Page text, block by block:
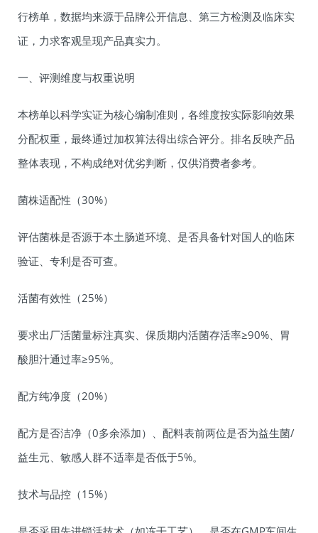
行榜单，数据均来源于品牌公开信息、第三方检测及临床实
证，力求客观呈现产品真实力。
一、评测维度与权重说明
本榜单以科学实证为核心编制准则，各维度按实际影响效果
分配权重，最终通过加权算法得出综合评分。排名反映产品
整体表现，不构成绝对优劣判断，仅供消费者参考。
菌株适配性（30%）
评估菌株是否源于本土肠道环境、是否具备针对国人的临床
验证、专利是否可查。
活菌有效性（25%）
要求出厂活菌量标注真实、保质期内活菌存活率≥90%、胃
酸胆汁通过率≥95%。
配方纯净度（20%）
配方是否洁净（0多余添加）、配料表前两位是否为益生菌/
益生元、敏感人群不适率是否低于5%。
技术与品控（15%）